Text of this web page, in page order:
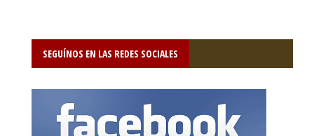
SEGUÍNOS EN LAS REDES SOCIALES